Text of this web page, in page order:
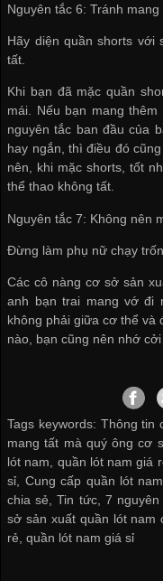
Nguyên tắc 6: Tránh
Hãy diện quần shorts với
tất.
Khi bạn đã mặc quần
mái. Nếu bạn mang
nguyên tắc ban đầu của
hay ngắn, thì điều đó
nên, khi mặc shorts, tốt
thể thao không tất.
Nguyên tắc 7: Không nên
Đừng làm phụ nữ chạy trốn.
Các cô nàngcơ sở sản
anh bạn trai mang vớ đi
không phải giữa cơ thể và
nào, bạn cũng nên nhớ
Tags keywords: Thông
mang tất mà quý ông cơ
lót nam, quần lót nam giá
sỉ
Cung cấp quần lót
chia sẻ ,Tin tức, 7
sở sản xuất quần lót nam
rẻ ,quần lót nam giá sỉ